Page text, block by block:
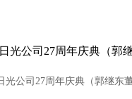
光公司27周年庆典（郭
光公司27周年庆典（郭继东